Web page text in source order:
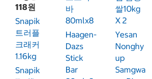
118원
Snapik
트러플
크래커
1.16kg
Snapik
바
80mlx8
Haagen-
Dazs
Stick
Bar
쌀10kg
X 2
Yesan
Nonghy
Up
Samgwa